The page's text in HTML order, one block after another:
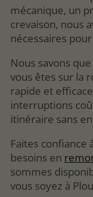
mécanique, un
crevaison, nous
nécessaires
Nous savons
vous êtes sur la
rapide et
interruptions
itinéraire sans
Faites confiance
besoins en
sommes
vous soyez à